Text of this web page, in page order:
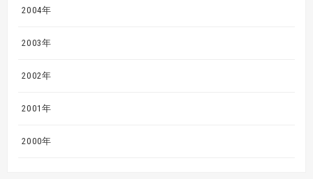
2004年
2003年
2002年
2001年
2000年